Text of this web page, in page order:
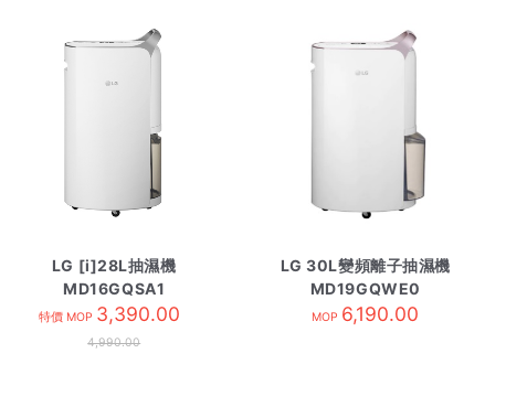
LG [i]28L抽濕機
MD16GQSA1
特價 MOP 3,390.00
4,990.00
LG 30L變頻離子抽濕機
MD19GQWE0
MOP 6,190.00